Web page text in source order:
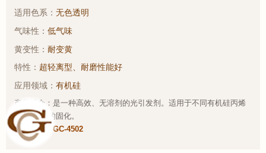
适用色系：无色透明
气味性：低气味
黄变性：耐变黄
特性： 超轻离型、耐磨性能好
应用领域：有机硅
产品简介：是一种高效、无溶剂的光引发剂。适用于不同有机硅丙烯
酸UV涂料的固化。
样品链接：GC-4502